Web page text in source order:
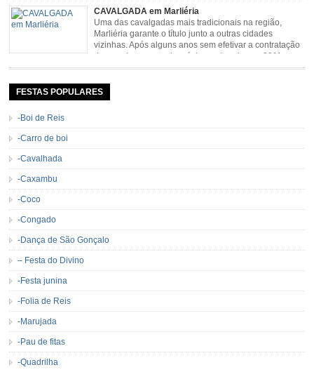
resgata cultura e saúde além de contar com apresentações musicais. Local:
Distrito de Padre Viegas, Antigo Campo de […]
CAVALGADA em Marliéria
Uma das cavalgadas mais tradicionais na região,
Marliéria garante o título junto a outras cidades
vizinhas. Após alguns anos sem efetivar a contratação
de grandes nomes da música sertaneja, em 2011 a
Cavalgada de Marliéria voltou, e não deixou dúvidas de que sua tradição
de […]
FESTAS POPULARES
-Boi de Reis
-Carro de boi
-Cavalhada
-Caxambu
-Coco
-Congado
-Dança de São Gonçalo
– Festa do Divino
-Festa junina
-Folia de Reis
-Marujada
-Pau de fitas
-Quadrilha